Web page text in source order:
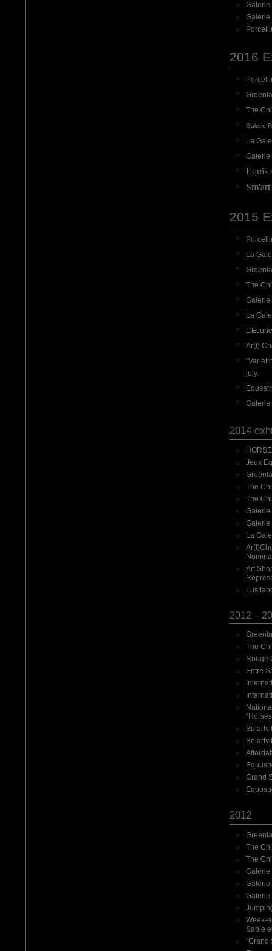
Galerie
Galerie
2016
The
Galerie
La
Galerie
Equis
2015
La
The
Galerie
La
Ar(t)
july.
Galerie
2014
Jeux
The
The
Galerie
Galerie
La
Art
2012 –
The
Rouge
Entre
Grand
2012
The
The
Galerie
Galerie
Galerie
Week-
Sable
"Grand